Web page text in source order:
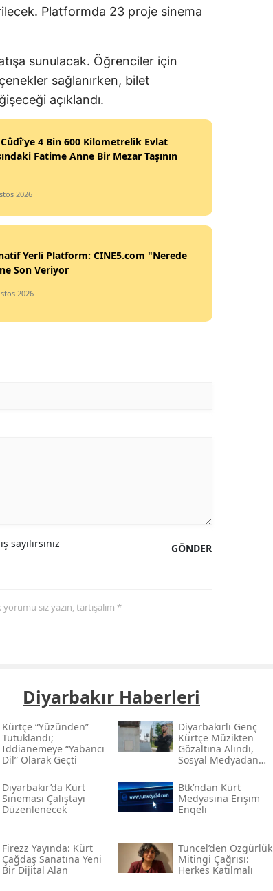
Platformda 23 proje sinema
sunulacak. Öğrenciler için
sağlanırken, bilet
açıklandı.
4 Bin 600 Kilometrelik Evlat
Fatime Anne Bir Mezar Taşının
2026
Yerli Platform: CINE5.com "Nerede
Son Veriyor
2026
GÖNDER
siz yazın, tartışalım *
Diyarbakır Haberleri
Kürtçe “yüzünden”
Tutuklandı;
Iddianemeye “yabancı
Dil” Olarak Geçti
Diyarbakırlı Genç
Kürtçe Müzikten
Gözaltına Alındı,
Sosyal Medyadan
Diyarbakır’da Kürt
Sineması Çalıştayı
Düzenlenecek
Btk’ndan Kürt
Medyasına Erişim
Engeli
Firezz Yayında: Kürt
Çağdaş Sanatına Yeni
Bir Dijital Alan
Tuncel’den Özgürlük
Mitingi Çağrısı:
Herkes Katılmalı